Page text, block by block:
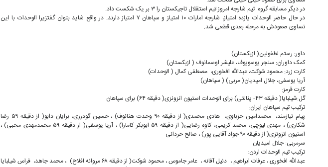
در دیگر مسابقه گروه تیم شارجه امروز تیم استقلال تاجیکستان را ۳ بر یک شکست داد.
در حال حاضر الوحدات یازده امتیاز، شارجه امارات ۱۰ امتیاز و سپاهان ۷ امتیاز دارند. در واقع شاید بتوان گفتزیرا الوحدات با این
تساوی صعودش به مرحله بعدی قطعی شد.
داور: رستم لطفولین( ازبکستان)
کمک داوران: سنجر یوسوپوف، علیشر اوسمانوف ( ازبکستان)
کارت زرد: محمود شوکت، عبدالله افخوری، مصطفی کمال ( الوحدات)
آریا یوسفی، جلال امیدیان( مربی) ( سپاهان)
کارت قرمز:
گل:شیلبایا( دقیقه ۴۳- پنالتی) برای الوحدات استیون انزونزی( دقیقه ۶۴) برای سپاهان
ترکیب تیم سپاهان ایران:
پیام نیازمند، محمدامین حزباوی، هادی محمدی( از دقیقه ۹۰ وحدت هنانوف) ، حسین گودرزی، برایان دابو( از دقیقه ۵۹ رضا
شکاری) ، مهدی لیوچی، محمد کریمی، کاوه رضایی( از دقیقه ۵۹ ابوبکر کامارا) ، آریا یوسفی( از دقیقه ۵۹ محمدمهدی محبی) ،
استیون انزونزی( از دقیقه ۹۰ جواد آقایی پور) ، صالح حردانی
سرمربی: جلال امیدیان
ترکیب تیم الوحدات اردن:
عبدالله افخوری ، عرفات ابراهیم ، دنیل آفانه ، عامر جاموس ، محمود شوکت( از دقیقه ۶۸ مروانه افلاح) ، محمد جاهد، فراس شیلبایا